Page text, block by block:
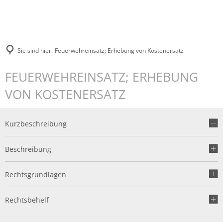
Sie sind hier: Feuerwehreinsatz; Erhebung von Kostenersatz
FEUERWEHREINSATZ; ERHEBUNG
VON KOSTENERSATZ
Kurzbeschreibung
Beschreibung
Rechtsgrundlagen
Rechtsbehelf